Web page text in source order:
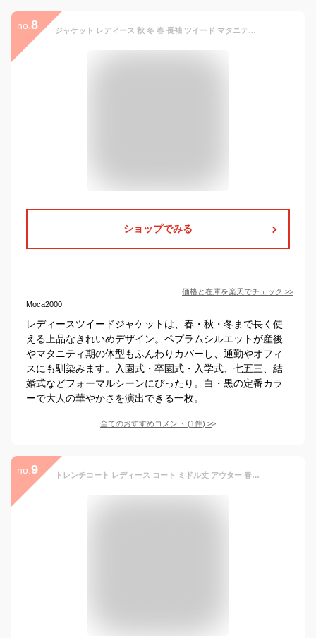
no. 8 ジャケット レディース 秋 冬 春 長袖 ツイード マタニティ トップス ツィード ペプラム オフィス 通勤 きれいめ アウター 上品 フォーマル 結婚式 入園式 卒園式 入学式 卒業式 おしゃれ ママ 七五三 お受験 白 黒 オフ ホワイト ブラック
ショップでみる
価格と在庫を楽天でチェック >>
Moca2000
レディースツイードジャケットは、春・秋・冬まで長く使
える上品なきれいめデザイン。ペプラムシルエットが産後
やマタニティ期の体型もふんわりカバーし、通勤やオフィ
スにも馴染みます。入園式・卒園式・入学式、七五三、結
婚式などフォーマルシーンにぴったり。白・黒の定番カラ
ーで大人の華やかさを演出できる一枚。
全てのおすすめコメント (1件) >
no. 9 トレンチコート レディース コート ミドル丈 アウター 春 秋 トレンチ スプリングコート 防風 ジャケット 韓国風 通勤 通学 リクルート オフィス OL ビジネス オフィス 入学式 卒業式 ママ 母 カジュアル シンプル 大きいサイズ 20代 30代 40代 50代